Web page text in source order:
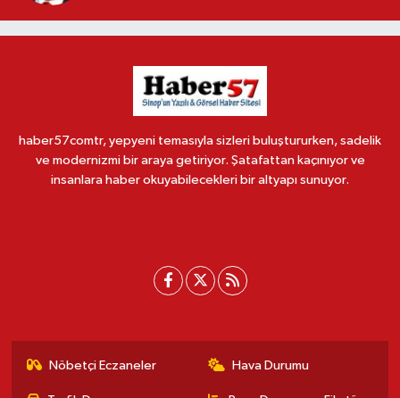
haber57comtr, yepyeni temasıyla sizleri buluştururken, sadelik
ve modernizmi bir araya getiriyor. Şatafattan kaçınıyor ve
insanlara haber okuyabilecekleri bir altyapı sunuyor.
Nöbetçi Eczaneler Hava Durumu